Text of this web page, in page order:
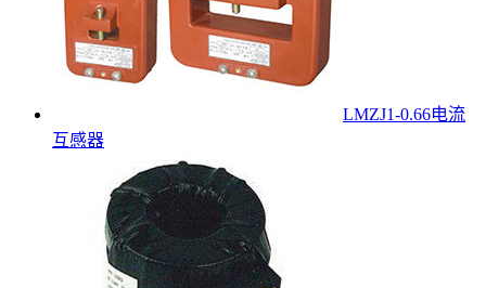
LMZJ1-0.66电流
互感器